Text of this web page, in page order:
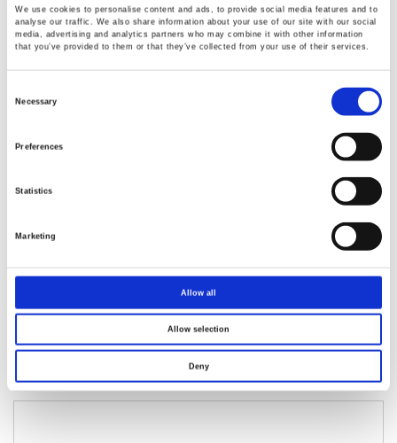
We use cookies to personalise content and ads, to provide social media features and to
analyse our traffic. We also share information about your use of our site with our social
media, advertising and analytics partners who may combine it with other information
that you’ve provided to them or that they’ve collected from your use of their services.
Selection
Necessary
Preferences
Statistics
Marketing
Allow all
Allow selection
Deny
Dual Independent Floating Isolated Channels
GDS-1000A(停產產品)
1GSa/s Real-Time Sample Rates Maximum, 25GSa/s
2Mega Point Record Length
2mV~10V Vertical Scale
1ns~50s Horizontal Range
Up to 27 Automatic Measurements